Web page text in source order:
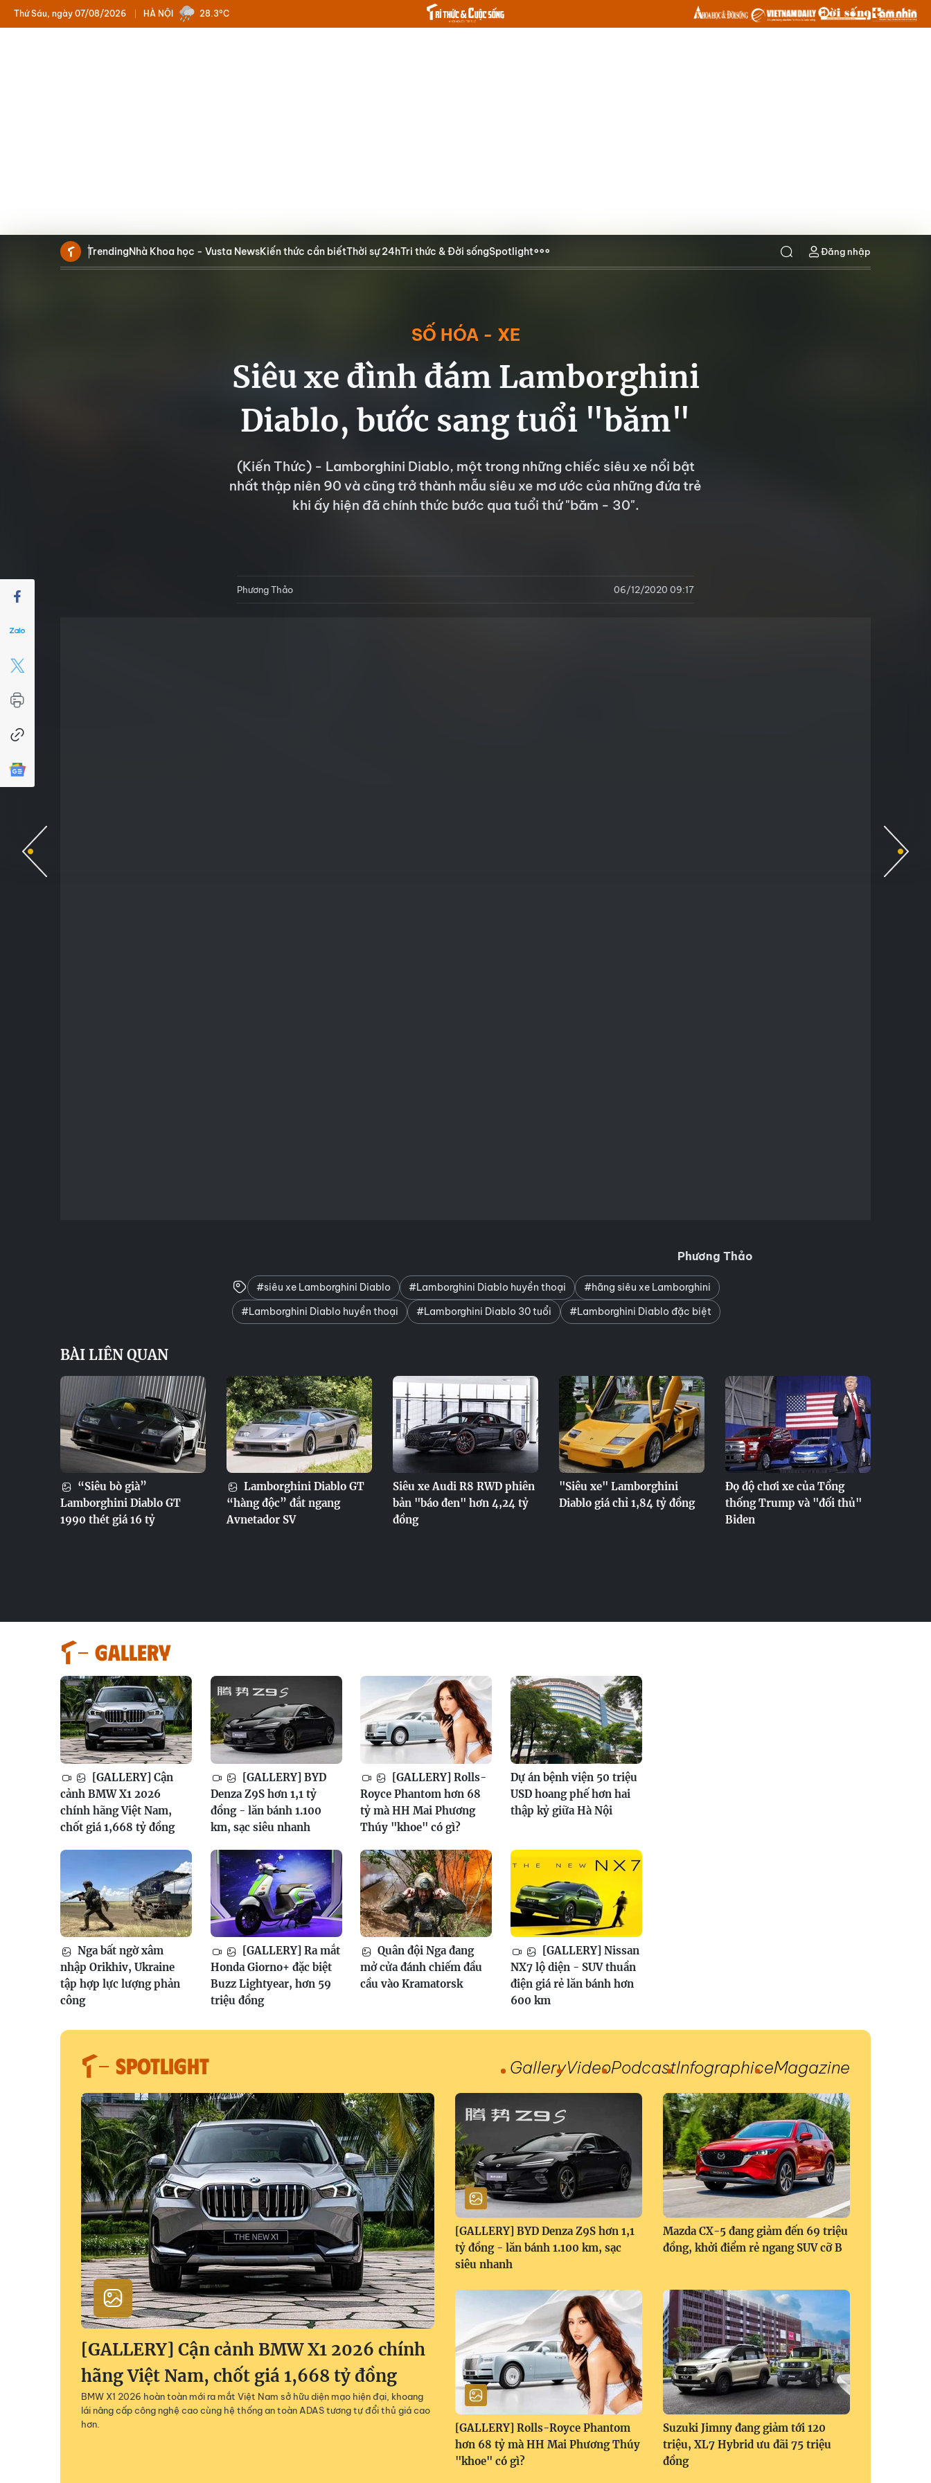
HÀ NỘI
Thứ Sáu, ngày 07/08/2026 28.3°C
TrendingNhà Khoa học - Vusta NewsKiến thức cần biếtThời sự 24hTri thức & Đời sốngSpotlight Đăng nhập
SỐ HÓA - XE
Siêu xe đình đám Lamborghini
Diablo, bước sang tuổi "băm"
(Kiến Thức) - Lamborghini Diablo, một trong những chiếc siêu xe nổi bật
nhất thập niên 90 và cũng trở thành mẫu siêu xe mơ ước của những đứa trẻ
khi ấy hiện đã chính thức bước qua tuổi thứ "băm - 30".
Phương Thảo 06/12/2020 09:17
Phương Thảo
#siêu xe Lamborghini Diablo #Lamborghini Diablo huyền thoại
#hãng siêu xe Lamborghini
#Lamborghini Diablo huyền thoại
#Lamborghini Diablo 30 tuổi #Lamborghini Diablo đặc biệt
BÀI LIÊN QUAN
“Siêu bò già”
Lamborghini Diablo GT
1990 thét giá 16 tỷ
Lamborghini Diablo GT
“hàng độc” đắt ngang
Avnetador SV
Siêu xe Audi R8 RWD phiên
bản "báo đen" hơn 4,24 tỷ
đồng
"Siêu xe" Lamborghini
Diablo giá chỉ 1,84 tỷ đồng
Đọ độ chơi xe của Tổng
thống Trump và "đối thủ"
Biden
GALLERY
[GALLERY] Cận
cảnh BMW X1 2026
chính hãng Việt Nam,
chốt giá 1,668 tỷ đồng
[GALLERY] BYD
Denza Z9S hơn 1,1 tỷ
đồng - lăn bánh 1.100
km, sạc siêu nhanh
[GALLERY] Rolls-
Royce Phantom hơn 68
tỷ mà HH Mai Phương
Thúy "khoe" có gì?
Dự án bệnh viện 50 triệu
USD hoang phế hơn hai
thập kỷ giữa Hà Nội
Nga bất ngờ xâm
nhập Orikhiv, Ukraine
tập hợp lực lượng phản
công
[GALLERY] Ra mắt
Honda Giorno+ đặc biệt
Buzz Lightyear, hơn 59
triệu đồng
Quân đội Nga đang
mở cửa đánh chiếm đầu
cầu vào Kramatorsk
[GALLERY] Nissan
NX7 lộ diện - SUV thuần
điện giá rẻ lăn bánh hơn
600 km
SPOTLIGHT GalleryVideoPodcastInfographiceMagazine
[GALLERY] Cận cảnh BMW X1 2026 chính
hãng Việt Nam, chốt giá 1,668 tỷ đồng
BMW X1 2026 hoàn toàn mới ra mắt Việt Nam sở hữu diện mạo hiện đại, khoang
lái nâng cấp công nghệ cao cùng hệ thống an toàn ADAS tương tự đổi thủ giá cao
hơn.
[GALLERY] BYD Denza Z9S hơn 1,1
tỷ đồng - lăn bánh 1.100 km, sạc
siêu nhanh
Mazda CX-5 đang giảm đến 69 triệu
đồng, khởi điểm rẻ ngang SUV cỡ B
[GALLERY] Rolls-Royce Phantom
hơn 68 tỷ mà HH Mai Phương Thúy
"khoe" có gì?
Suzuki Jimny đang giảm tới 120
triệu, XL7 Hybrid ưu đãi 75 triệu
đồng